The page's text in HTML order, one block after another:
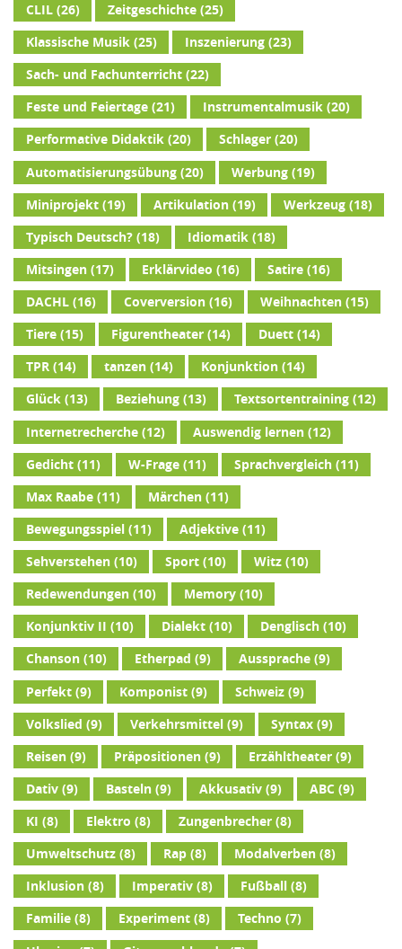
CLIL(26) Zeitgeschichte(25)
Klassische Musik(25) Inszenierung(23)
Sach- und Fachunterricht(22)
Feste und Feiertage(21) Instrumentalmusik(20)
Performative Didaktik(20) Schlager(20)
Automatisierungsübung(20) Werbung(19)
Miniprojekt(19) Artikulation(19) Werkzeug(18)
Typisch Deutsch?(18) Idiomatik(18)
Mitsingen(17) Erklärvideo (16) Satire(16)
DACHL(16) Coverversion(16) Weihnachten(15)
Tiere(15) Figurentheater(14) Duett(14)
TPR(14) tanzen(14) Konjunktion(14)
Glück(13) Beziehung(13) Textsortentraining(12)
Internetrecherche(12) Auswendig lernen(12)
Gedicht(11) W-Frage(11) Sprachvergleich(11)
Max Raabe(11) Märchen(11)
Bewegungsspiel(11) Adjektive(11)
Sehverstehen(10) Sport(10) Witz(10)
Redewendungen(10) Memory(10)
Konjunktiv II (10) Dialekt(10) Denglisch(10)
Chanson(10) Etherpad (9) Aussprache(9)
Perfekt(9) Komponist(9) Schweiz(9)
Volkslied (9) Verkehrsmittel(9) Syntax(9)
Reisen(9) Präpositionen(9) Erzähltheater(9)
Dativ(9) Basteln(9) Akkusativ(9) ABC (9)
KI (8) Elektro (8) Zungenbrecher(8)
Umweltschutz(8) Rap(8) Modalverben(8)
Inklusion(8) Imperativ(8) Fußball (8)
Familie(8) Experiment(8) Techno (7)